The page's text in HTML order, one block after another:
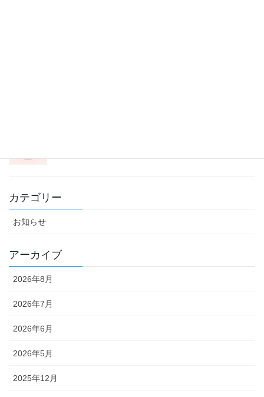
カテゴリー
お知らせ
アーカイブ
2026年8月
2026年7月
2026年6月
2026年5月
2025年12月